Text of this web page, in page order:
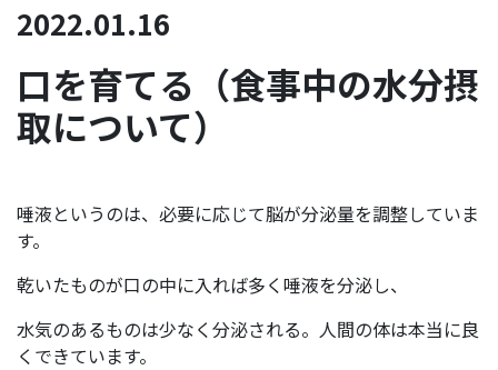
2022.01.16
口を育てる（食事中の水分摂
取について）
唾液というのは、必要に応じて脳が分泌量を調整していま
す。
乾いたものが口の中に入れば多く唾液を分泌し、
水気のあるものは少なく分泌される。人間の体は本当に良
くできています。